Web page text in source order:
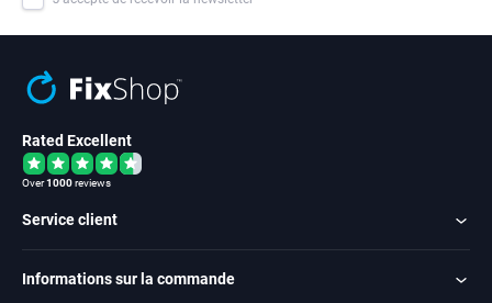
Rated Excellent
Over1000reviews
Service client
Informations sur la commande